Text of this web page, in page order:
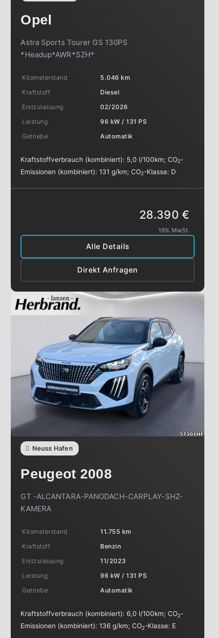
Opel
Astra Sports Tourer GS 130PS
*Headup*AWR*SZH*
Kilometerstand
5.046 km
Kraftstoff
Diesel
Erstzulassung
02/2026
Leistung
96 kW / 131 PS
Getriebe
Automatik
Kraftstoffverbrauch (kombiniert): 5,0 l/100km;CO2-
Emissionen (kombiniert):131 g/km;CO2-Klasse: D
Alle Details
Direkt Anfragen
28.390 €
19% MwSt.
Neuss Hafen
Peugeot 2008
GT -ALCANTARA-PANODACH-CARPLAY-SHZ-
KAMERA
Kilometerstand
11.755 km
Kraftstoff
Benzin
Erstzulassung
11/2023
Leistung
96 kW / 131 PS
Getriebe
Automatik
Kraftstoffverbrauch (kombiniert): 6,0 l/100km;CO2-
Emissionen (kombiniert):136 g/km;CO2-Klasse: E